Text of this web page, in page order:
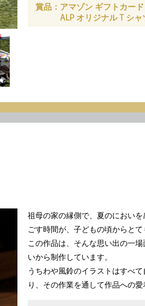
した。
今回は肉を焼いている合間にぴ
賞品： アマゾン ギフトカー
ALP オリジナル T シャ
祖母の家の縁側で、夏のにおい
ごす時間が、子どもの頃からとて
この作品は、そんな思い出の一
いから制作しています。
うちわや風鈴のイラストはすべ
り、その作業を通して作品への愛